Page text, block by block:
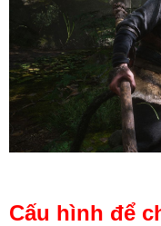
Cấu hình để